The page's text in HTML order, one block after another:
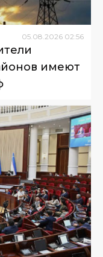
05.08.2026 02:56
имеют